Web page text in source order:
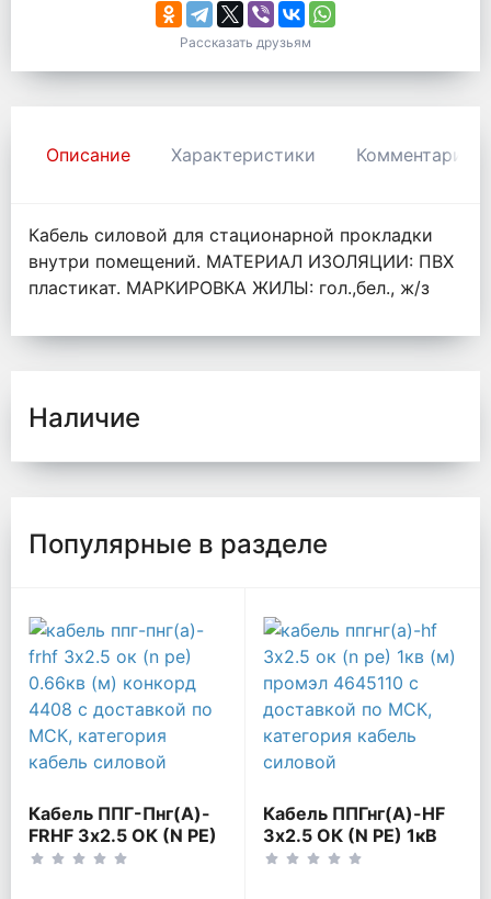
Рассказать друзьям
Описание Характеристики Комментарии
Кабель силовой для стационарной прокладки
внутри помещений. МАТЕРИАЛ ИЗОЛЯЦИИ: ПВХ
пластикат. МАРКИРОВКА ЖИЛЫ: гол.,бел., ж/з
Наличие
Популярные в разделе
Кабель ППГ-Пнг(А)-
FRHF 3х2.5 ОК (N PE)
0.66кВ (м) Конкорд
Кабель ППГнг(А)-HF
3х2.5 ОК (N PE) 1кВ
(м) ПромЭл 4645110